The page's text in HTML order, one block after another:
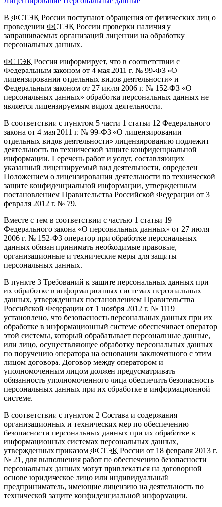
В ФСТЭК России поступают обращения от физических лиц о
проведении ФСТЭК России проверки наличия у
запрашиваемых организаций лицензии на обработку
персональных данных.
ФСТЭК России информирует, что в соответствии с
Федеральным законом от 4 мая 2011 г. № 99-ФЗ «О
лицензировании отдельных видов деятельности» и
Федеральным законом от 27 июля 2006 г. № 152-ФЗ «О
персональных данных» обработка персональных данных не
является лицензируемым видом деятельности.
В соответствии с пунктом 5 части 1 статьи 12 Федерального
закона от 4 мая 2011 г. № 99-ФЗ «О лицензировании
отдельных видов деятельности» лицензированию подлежит
деятельность по технической защите конфиденциальной
информации. Перечень работ и услуг, составляющих
указанный лицензируемый вид деятельности, определен
Положением о лицензировании деятельности по технической
защите конфиденциальной информации, утвержденным
постановлением Правительства Российской Федерации от 3
февраля 2012 г. № 79.
Вместе с тем в соответствии с частью 1 статьи 19
Федерального закона «О персональных данных» от 27 июля
2006 г. № 152-ФЗ оператор при обработке персональных
данных обязан принимать необходимые правовые,
организационные и технические меры для защиты
персональных данных.
В пункте 3 Требований к защите персональных данных при
их обработке в информационных системах персональных
данных, утвержденных постановлением Правительства
Российской Федерации от 1 ноября 2012 г. № 1119
установлено, что безопасность персональных данных при их
обработке в информационный системе обеспечивает оператор
этой системы, который обрабатывает персональные данные,
или лицо, осуществляющее обработку персональных данных
по поручению оператора на основании заключенного с этим
лицом договора. Договор между оператором и
уполномоченным лицом должен предусматривать
обязанность уполномоченного лица обеспечить безопасность
персональных данных при их обработке в информационной
системе.
В соответствии с пунктом 2 Состава и содержания
организационных и технических мер по обеспечению
безопасности персональных данных при их обработке в
информационных системах персональных данных,
утвержденных приказом ФСТЭК России от 18 февраля 2013 г.
№ 21, для выполнения работ по обеспечению безопасности
персональных данных могут привлекаться на договорной
основе юридическое лицо или индивидуальный
предприниматель, имеющие лицензию на деятельность по
технической защите конфиденциальной информации.